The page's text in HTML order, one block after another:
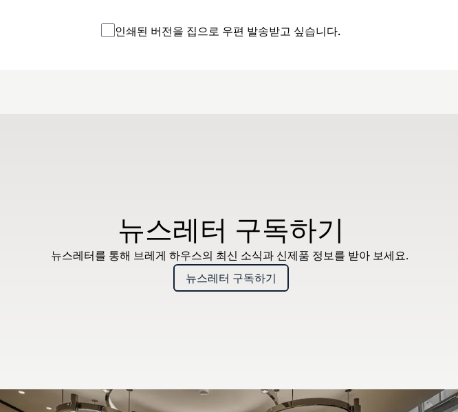
인쇄된 버전을 집으로 우편 발송받고 싶습니다.
뉴스레터 구독하기
뉴스레터를 통해 브레게 하우스의 최신 소식과 신제품 정보를 받아 보세요.
뉴스레터 구독하기